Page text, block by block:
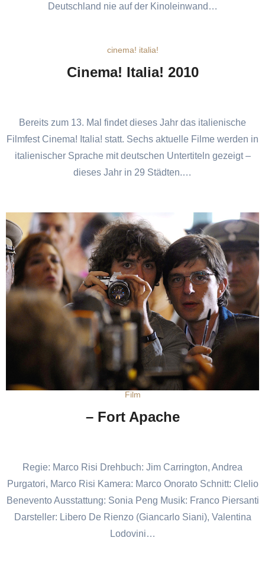
Deutschland nie auf der Kinoleinwand…
cinema! italia!
Cinema! Italia! 2010
Bereits zum 13. Mal findet dieses Jahr das italienische
Filmfest Cinema! Italia! statt. Sechs aktuelle Filme werden in
italienischer Sprache mit deutschen Untertiteln gezeigt –
dieses Jahr in 29 Städten.…
Film
– Fort Apache
Regie: Marco Risi Drehbuch: Jim Carrington, Andrea
Purgatori, Marco Risi Kamera: Marco Onorato Schnitt: Clelio
Benevento Ausstattung: Sonia Peng Musik: Franco Piersanti
Darsteller: Libero De Rienzo (Giancarlo Siani), Valentina
Lodovini…